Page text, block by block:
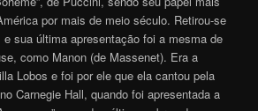
por mais de meio século. Retirou-se
sua última apresentação foi a mesma de
como Manon (de Massenet). Era a
Lobos e foi por ele que ela cantou pela
Carnegie Hall, quando foi apresentada a